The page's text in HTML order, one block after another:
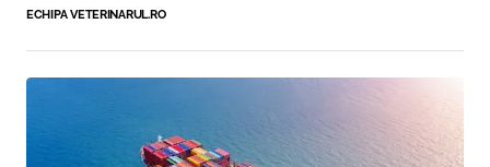
ECHIPA VETERINARUL.RO